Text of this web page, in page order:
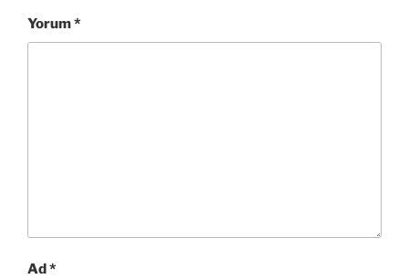
Yorum*
Ad*